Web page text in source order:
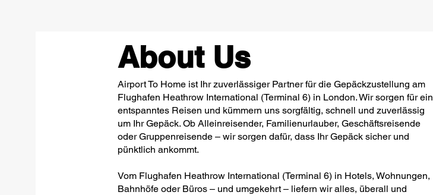
About Us
Airport To Home ist Ihr zuverlässiger Partner für die Gepäckzustellung am
Flughafen Heathrow International (Terminal 6) in London. Wir sorgen für ein
entspanntes Reisen und kümmern uns sorgfältig, schnell und zuverlässig
um Ihr Gepäck. Ob Alleinreisender, Familienurlauber, Geschäftsreisende
oder Gruppenreisende – wir sorgen dafür, dass Ihr Gepäck sicher und
pünktlich ankommt.
Vom Flughafen Heathrow International (Terminal 6) in Hotels, Wohnungen,
Bahnhöfe oder Büros – und umgekehrt – liefern wir alles, überall und